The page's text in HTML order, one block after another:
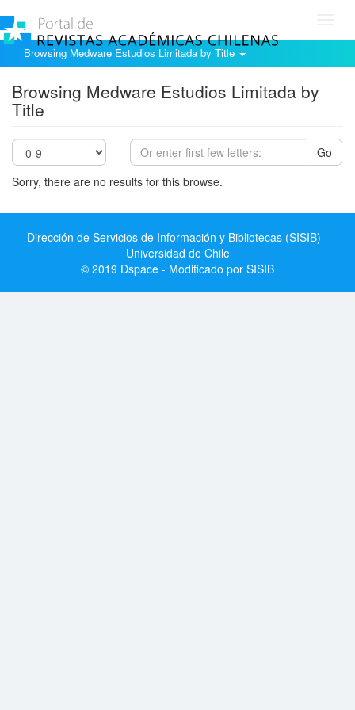
Browsing Medware Estudios Limitada by Title
Browsing Medware Estudios Limitada by
Title
Go
Sorry, there are no results for this browse.
Dirección de Servicios de Información y Bibliotecas (SISIB) -
Universidad de Chile
© 2019 Dspace - Modificado por SISIB